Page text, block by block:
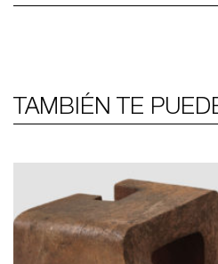
TAMBIÉN TE